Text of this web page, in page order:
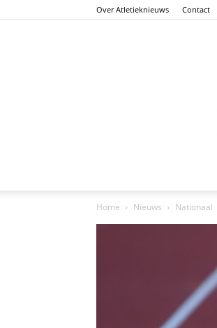
Over Atletieknieuws Contact
Home Nieuws Nationaal